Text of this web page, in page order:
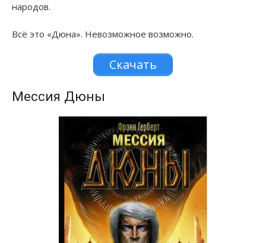
народов.
Всё это «Дюна». Невозможное возможно.
Скачать
Мессия Дюны